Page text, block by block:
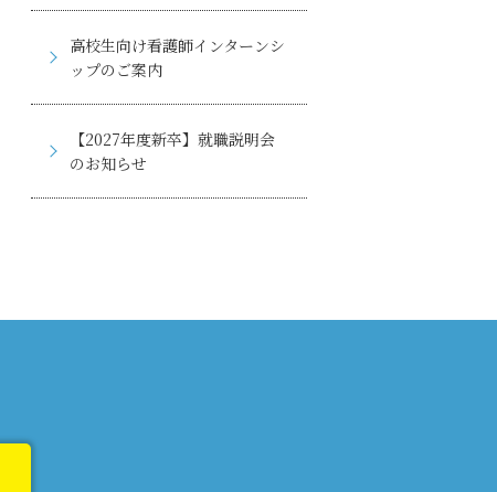
高校生向け看護師インターンシ
ップのご案内
【2027年度新卒】就職説明会
のお知らせ